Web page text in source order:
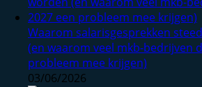
Waarom salarisgesprekken
(en waarom veel mkb-bedrijven
probleem mee krijgen)
03/06/2026